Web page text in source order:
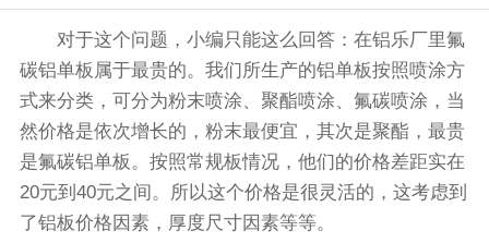
对于这个问题，小编只能这么回答：在铝乐厂里氟
碳铝单板属于最贵的。我们所生产的铝单板按照喷涂方
式来分类，可分为粉末喷涂、聚酯喷涂、氟碳喷涂，当
然价格是依次增长的，粉末最便宜，其次是聚酯，最贵
是氟碳铝单板。按照常规板情况，他们的价格差距实在
20元到40元之间。所以这个价格是很灵活的，这考虑到
了铝板价格因素，厚度尺寸因素等等。